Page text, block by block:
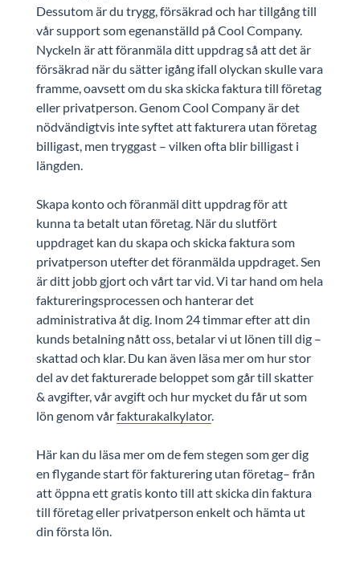
Dessutom är du trygg, försäkrad och har tillgång till
vår support som egenanställd på Cool Company.
Nyckeln är att föranmäla ditt uppdrag så att det är
försäkrad när du sätter igång ifall olyckan skulle vara
framme, oavsett om du ska skicka faktura till företag
eller privatperson. Genom Cool Company är det
nödvändigtvis inte syftet att fakturera utan företag
billigast, men tryggast – vilken ofta blir billigast i
längden.
Skapa konto och föranmäl ditt uppdrag för att
kunna ta betalt utan företag. När du slutfört
uppdraget kan du skapa och skicka faktura som
privatperson utefter det föranmälda uppdraget. Sen
är ditt jobb gjort och vårt tar vid. Vi tar hand om hela
faktureringsprocessen och hanterar det
administrativa åt dig. Inom 24 timmar efter att din
kunds betalning nått oss, betalar vi ut lönen till dig –
skattad och klar. Du kan även läsa mer om hur stor
del av det fakturerade beloppet som går till skatter
& avgifter, vår avgift och hur mycket du får ut som
lön genom vårfakturakalkylator.
Här kan du läsa mer om de fem stegen som ger dig
en flygande start för fakturering utan företag– från
att öppna ett gratis konto till att skicka din faktura
till företag eller privatperson enkelt och hämta ut
din första lön.